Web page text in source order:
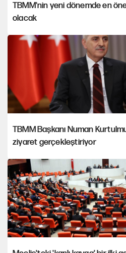
TBMM'nin yeni dönemde en
olacak
TBMM Başkanı Numan
ziyaret gerçekleştiriyor